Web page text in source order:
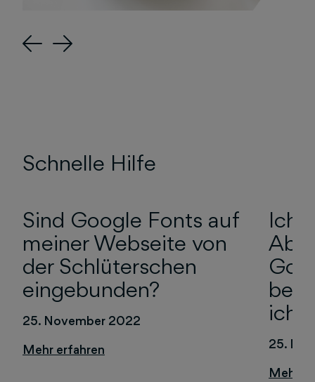
Previous
Next
Schnelle Hilfe
Sind Google Fonts auf
meiner Webseite von
der Schlüterschen
eingebunden?
25. November 2022
Ich
ich
25.